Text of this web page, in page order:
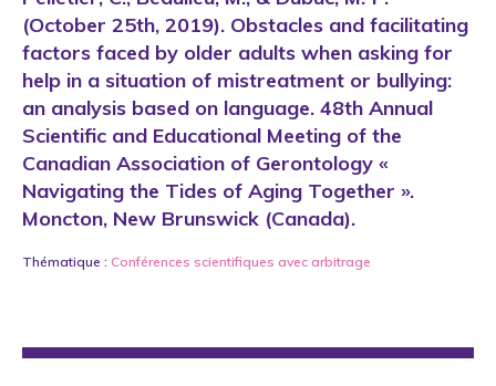
(October 25th, 2019). Obstacles and facilitating
factors faced by older adults when asking for
help in a situation of mistreatment or bullying:
an analysis based on language. 48th Annual
Scientific and Educational Meeting of the
Canadian Association of Gerontology «
Navigating the Tides of Aging Together ».
Moncton, New Brunswick (Canada).
Thématique : Conférences scientifiques avec arbitrage